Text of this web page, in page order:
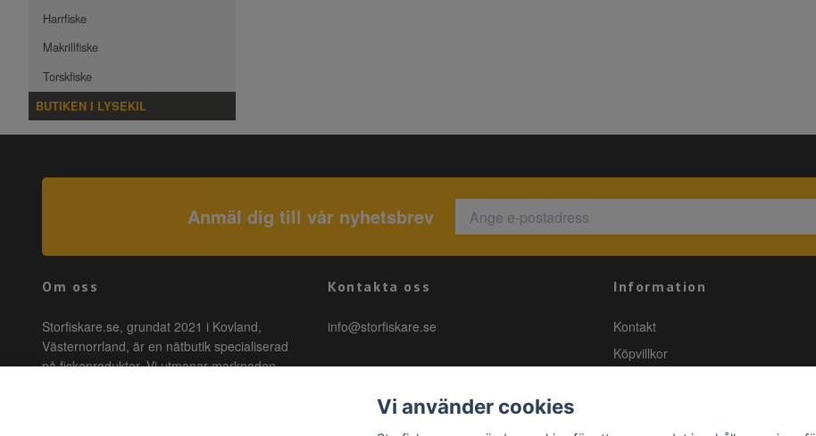
Harrfiske
Makrillfiske
Torskfiske
BUTIKEN I LYSEKIL
Anmäl dig till vår nyhetsbrev
Om oss
Storfiskare.se, grundat 2021 i Kovland,
Västernorrland, är en nätbutik specialiserad
på fiskeprodukter. Vi utmanar marknaden
Kontakta oss
info@storfiskare.se
Information
Kontakt
Köpvillkor
Vi använder cookies